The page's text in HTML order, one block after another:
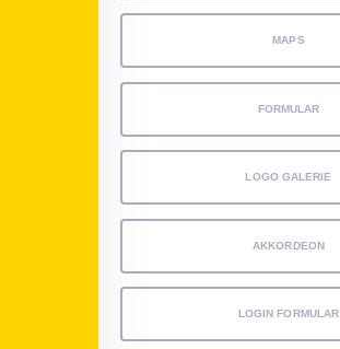
MAPS
FORMULAR
LOGO GALERIE
AKKORDEON
LOGIN FORMULAR